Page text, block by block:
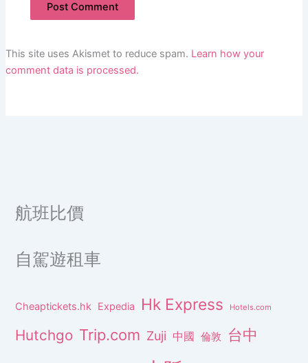
This site uses Akismet to reduce spam. Learn how your
comment data is processed.
航班比價
自駕遊租車
Cheaptickets.hk Expedia Hk Express Hotels.com
Hutchgo Trip.com Zuji 中國 倫敦 台中